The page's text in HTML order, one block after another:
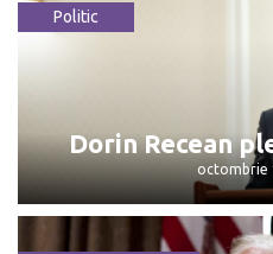
Maia Sandu:
octombrie
Politic
Dorin Recean
octombrie